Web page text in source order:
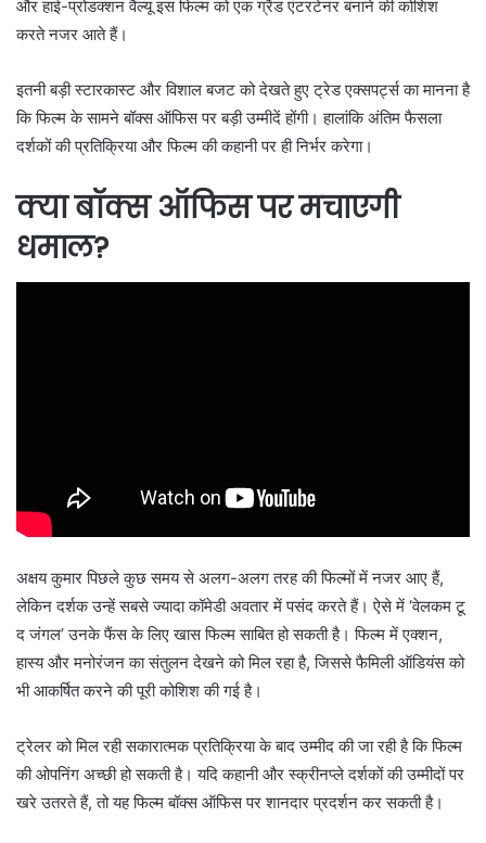
और हाई-प्रोडक्शन वैल्यू इस फिल्म को एक ग्रैंड एंटरटेनर बनाने की कोशिश
करते नजर आते हैं।
इतनी बड़ी स्टारकास्ट और विशाल बजट को देखते हुए ट्रेड एक्सपर्ट्स का मानना है
कि फिल्म के सामने बॉक्स ऑफिस पर बड़ी उम्मीदें होंगी। हालांकि अंतिम फैसला
दर्शकों की प्रतिक्रिया और फिल्म की कहानी पर ही निर्भर करेगा।
क्या बॉक्स ऑफिस पर मचाएगी
धमाल?
अक्षय कुमार पिछले कुछ समय से अलग-अलग तरह की फिल्मों में नजर आए हैं,
लेकिन दर्शक उन्हें सबसे ज्यादा कॉमेडी अवतार में पसंद करते हैं। ऐसे में ‘वेलकम टू
द जंगल’ उनके फैंस के लिए खास फिल्म साबित हो सकती है। फिल्म में एक्शन,
हास्य और मनोरंजन का संतुलन देखने को मिल रहा है, जिससे फैमिली ऑडियंस को
भी आकर्षित करने की पूरी कोशिश की गई है।
ट्रेलर को मिल रही सकारात्मक प्रतिक्रिया के बाद उम्मीद की जा रही है कि फिल्म
की ओपनिंग अच्छी हो सकती है। यदि कहानी और स्क्रीनप्ले दर्शकों की उम्मीदों पर
खरे उतरते हैं, तो यह फिल्म बॉक्स ऑफिस पर शानदार प्रदर्शन कर सकती है।